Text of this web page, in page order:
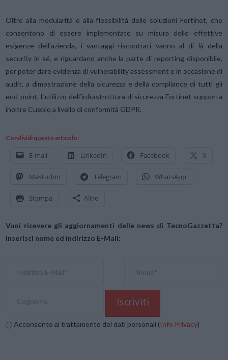
Oltre alla modularità e alla flessibilità delle soluzioni Fortinet, che
consentono di essere implementate su misura delle effettive
esigenze dell’azienda, i vantaggi riscontrati vanno al di là della
security in sé, e riguardano anche la parte di reporting disponibile,
per poter dare evidenza di vulnerability assessment e in occasione di
audit, a dimostrazione della sicurezza e della compliance di tutti gli
end-point. L’utilizzo dell’infrastruttura di sicurezza Fortinet supporta
inoltre Cuebiq a livello di conformità GDPR.
Condividi questo articolo:
E-mail LinkedIn Facebook X
Mastodon Telegram WhatsApp
Stampa Altro
Vuoi ricevere gli aggiornamenti delle news di TecnoGazzetta?
Inserisci nome ed indirizzo E-Mail:
Acconsento al trattamento dei dati personali (Info Privacy)